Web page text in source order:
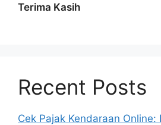
Terima Kasih
Recent Posts
Cek Pajak Kendaraan Online: